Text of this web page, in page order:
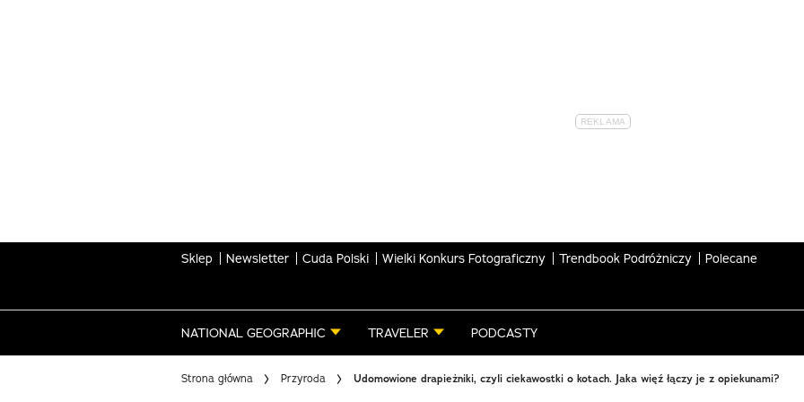
Sklep Newsletter Cuda Polski Wielki Konkurs Fotograficzny Trendbook Podróżniczy Polecane
NATIONAL GEOGRAPHIC TRAVELER PODCASTY
Strona główna Przyroda Udomowione drapieżniki, czyli ciekawostki o kotach. Jaka więź łączy je z opiekunami?